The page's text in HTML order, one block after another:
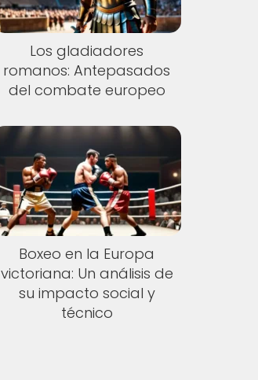
Los gladiadores
romanos: Antepasados
del combate europeo
Boxeo en la Europa
victoriana: Un análisis de
su impacto social y
técnico